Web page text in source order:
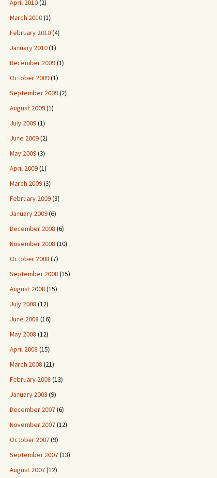
April 2010(2)
March 2010(1)
February 2010(4)
January 2010(1)
December 2009(1)
October 2009(1)
September 2009(2)
August 2009(1)
July 2009(1)
June 2009(2)
May 2009(3)
April 2009(1)
March 2009(3)
February 2009(3)
January 2009(6)
December 2008 (6)
November 2008 (10)
October 2008 (7)
September 2008 (15)
August 2008 (15)
July 2008 (12)
June 2008 (16)
May 2008 (12)
April 2008 (15)
March 2008 (21)
February 2008 (13)
January 2008 (9)
December 2007(6)
November 2007(12)
October 2007(9)
September 2007(13)
August 2007(12)